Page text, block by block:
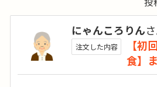
にゃんころりん
注文した内容
【初
食】